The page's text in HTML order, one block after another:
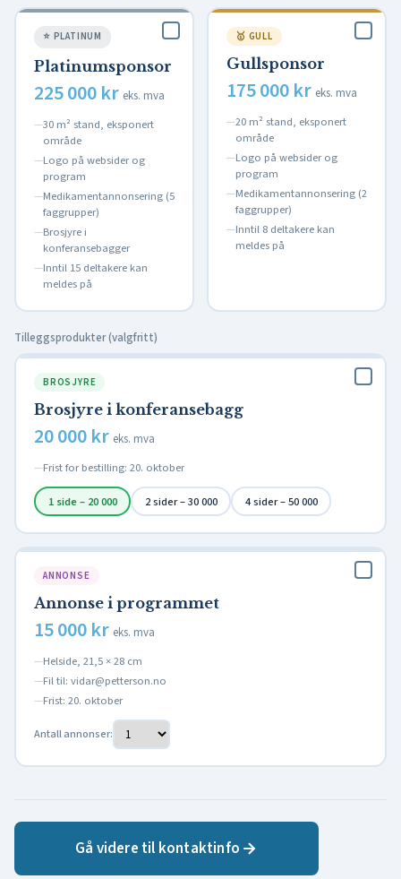
⭐ PLATINUM
Platinumsponsor
225 000 kr eks. mva
30 m² stand, eksponert
område
Logo på websider og
program
Medikamentannonsering (5
faggrupper)
Brosjyre i
konferansebagger
Inntil 15 deltakere kan
meldes på
🥇 GULL
Gullsponsor
175 000 kr eks. mva
20 m² stand, eksponert
område
Logo på websider og
program
Medikamentannonsering (2
faggrupper)
Inntil 8 deltakere kan
meldes på
Tilleggsprodukter (valgfritt)
BROSJYRE
Brosjyre i konferansebagg
20 000 kr eks. mva
Frist for bestilling: 20. oktober
1 side – 20 000 2 sider – 30 000 4 sider – 50 000
ANNONSE
Annonse i programmet
15 000 kr eks. mva
Helside, 21,5 × 28 cm
Fil til: vidar@petterson.no
Frist: 20. oktober
Antall annonser:
Gå videre til kontaktinfo